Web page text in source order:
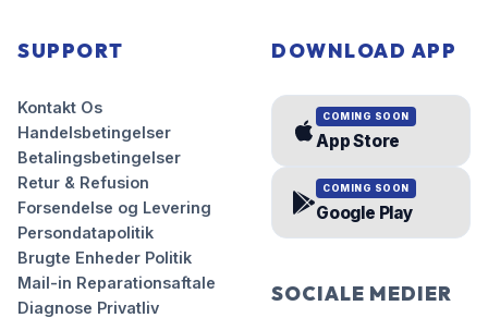
SUPPORT
Kontakt Os
Handelsbetingelser
Betalingsbetingelser
Retur & Refusion
Forsendelse og Levering
Persondatapolitik
Brugte Enheder Politik
Mail-in Reparationsaftale
Diagnose Privatliv
DOWNLOAD APP
COMING SOON
App Store
COMING SOON
Google Play
SOCIALE MEDIER